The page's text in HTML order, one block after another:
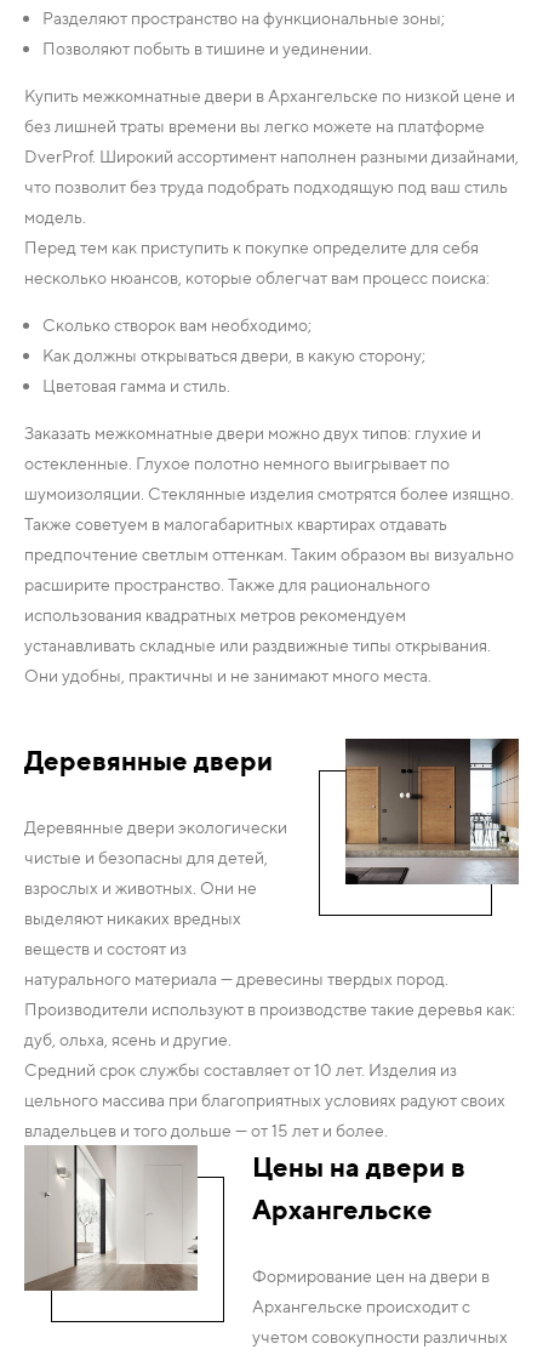
Разделяют пространство на функциональные зоны;
Позволяют побыть в тишине и уединении.
Купить межкомнатные двери в Архангельске по низкой цене и
без лишней траты времени вы легко можете на платформе
DverProf. Широкий ассортимент наполнен разными дизайнами,
что позволит без труда подобрать подходящую под ваш стиль
модель.
Перед тем как приступить к покупке определите для себя
несколько нюансов, которые облегчат вам процесс поиска:
Сколько створок вам необходимо;
Как должны открываться двери, в какую сторону;
Цветовая гамма и стиль.
Заказать межкомнатные двери можно двух типов: глухие и
остекленные. Глухое полотно немного выигрывает по
шумоизоляции. Стеклянные изделия смотрятся более изящно.
Также советуем в малогабаритных квартирах отдавать
предпочтение светлым оттенкам. Таким образом вы визуально
расширите пространство. Также для рационального
использования квадратных метров рекомендуем
устанавливать складные или раздвижные типы открывания.
Они удобны, практичны и не занимают много места.
Деревянные двери
Деревянные двери экологически
чистые и безопасны для детей,
взрослых и животных. Они не
выделяют никаких вредных
веществ и состоят из
натурального материала — древесины твердых пород.
Производители используют в производстве такие деревья как:
дуб, ольха, ясень и другие.
Средний срок службы составляет от 10 лет. Изделия из
цельного массива при благоприятных условиях радуют своих
владельцев и того дольше — от 15 лет и более.
Цены на двери в
Архангельске
Формирование цен на двери в
Архангельске происходит с
учетом совокупности различных